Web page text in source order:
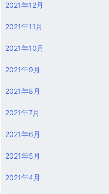
2021年12月
2021年11月
2021年10月
2021年9月
2021年8月
2021年7月
2021年6月
2021年5月
2021年4月